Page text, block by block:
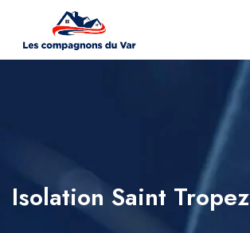
Isolation Saint Tropez